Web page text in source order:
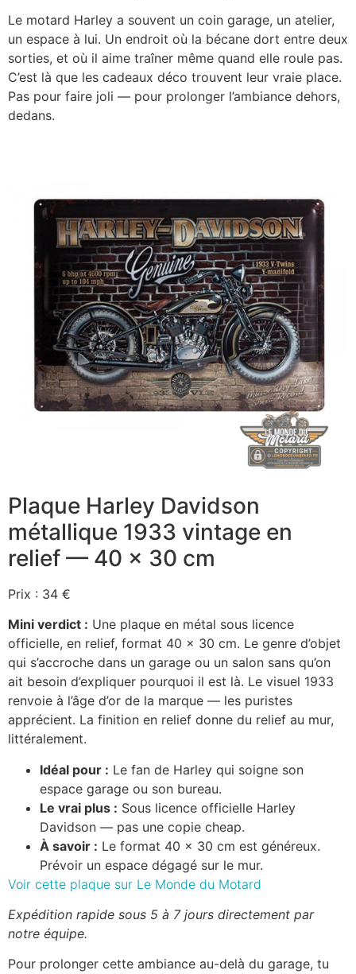
Le motard Harley a souvent un coin garage, un atelier,
un espace à lui. Un endroit où la bécane dort entre deux
sorties, et où il aime traîner même quand elle roule pas.
C’est là que les cadeaux déco trouvent leur vraie place.
Pas pour faire joli — pour prolonger l’ambiance dehors,
dedans.
Plaque Harley Davidson
métallique 1933 vintage en
relief — 40 x 30 cm
Prix : 34 €
Mini verdict : Une plaque en métal sous licence
officielle, en relief, format 40 x 30 cm. Le genre d’objet
qui s’accroche dans un garage ou un salon sans qu’on
ait besoin d’expliquer pourquoi il est là. Le visuel 1933
renvoie à l’âge d’or de la marque — les puristes
apprécient. La finition en relief donne du relief au mur,
littéralement.
Idéal pour : Le fan de Harley qui soigne son
espace garage ou son bureau.
Le vrai plus : Sous licence officielle Harley
Davidson — pas une copie cheap.
À savoir : Le format 40 x 30 cm est généreux.
Prévoir un espace dégagé sur le mur.
Voir cette plaque sur Le Monde du Motard
Expédition rapide sous 5 à 7 jours directement par
notre équipe.
Pour prolonger cette ambiance au-delà du garage, tu